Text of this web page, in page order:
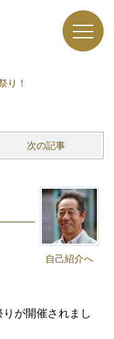
り！
次の記事
自己紹介へ
が開催されまし